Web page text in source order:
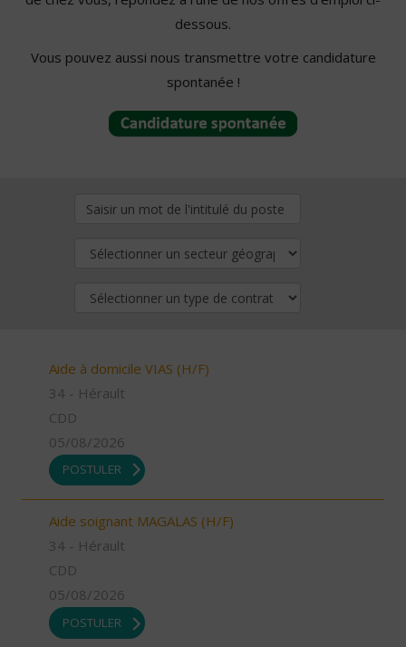
dessous.
Vous pouvez aussi nous transmettre votre candidature
spontanée !
Aide à domicile VIAS (H/F)
34 - Hérault
CDD
05/08/2026
POSTULER
Aide soignant MAGALAS (H/F)
34 - Hérault
CDD
05/08/2026
POSTULER